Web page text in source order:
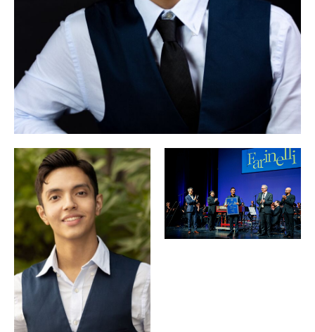
nach Bayreuth zurück, bevor er mit diesem
Programm 2024 auf Tournee ging.
Zu seinen Bühnenengagements der Saisonen 2022/23 und
2023/24 zählten Darius in Keisers
Nebucadnezar
Schlosstheater Schwetzingen und am Theater Magdeburg
sowie umjubelte Auftritte als Mozarts Ramiro (
giardiniera) am Salzburger Landestheater und als Sifare
(Mitridate) bei der Midsummer Mozartiade in Brüssel und im
Rahmen von Les Festivals de Wallonie in Mons und Namur.
Auf dem Konzertpodium sang er Ernesto (
Griselda) in
Wrocław, Alessandro ( Il Venceslao
) in Gleiwitz und am
Theater an der Wien, die Titelpartie in
Teseobei den
Händel-Festspielen in Halle und Berardo (Carlo il Calvo) an
der Mailänder Scala und im Konzerthaus Dortmund. Sein
Salzburger Festspieldebüt gab er 2023 inThe Indian Queen
unter Teodor Currentzis.